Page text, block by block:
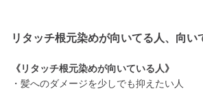
リタッチ根元染めが向いてる人、向い
《リタッチ根元染めが向いている人》
・髪へのダメージを少しでも抑えたい人